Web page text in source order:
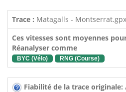
Trace : Matagalls - Montserrat.gpx
Ces vitesses sont moyennes
Réanalyser comme
BYC (Vélo) RNG (Course)
Fiabilité de la trace originale: